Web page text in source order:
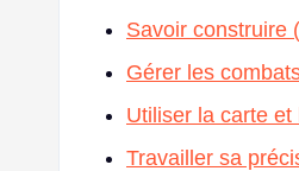
Savoir construire
Gérer les
Utiliser la carte et
Travailler sa